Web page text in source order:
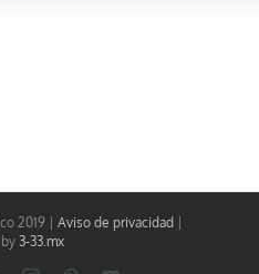
2019 | Aviso de privacidad |
3-33.mx